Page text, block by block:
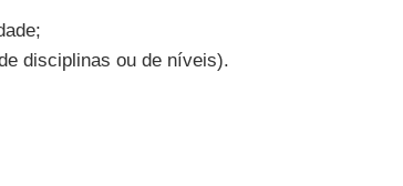
disciplinas ou de níveis).